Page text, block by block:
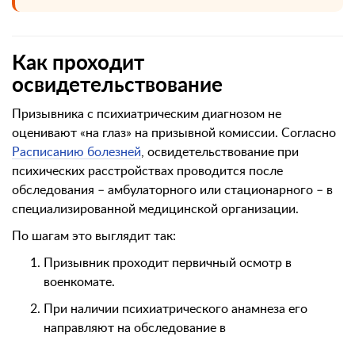
Как проходит
освидетельствование
Призывника с психиатрическим диагнозом не
оценивают «на глаз» на призывной комиссии. Согласно
Расписанию болезней, освидетельствование при
психических расстройствах проводится после
обследования – амбулаторного или стационарного – в
специализированной медицинской организации.
По шагам это выглядит так:
Призывник проходит первичный осмотр в
военкомате.
При наличии психиатрического анамнеза его
направляют на обследование в